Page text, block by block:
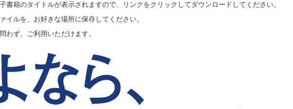
書籍のタイトルが表示されますので、リンクをクリックしてダウンロードしてください。
イルを、お好きな場所に保存してください。
わず、ご利用いただけます。